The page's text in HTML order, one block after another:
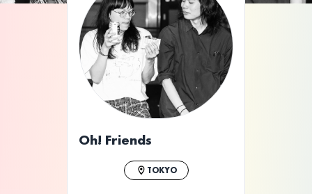
ライブ体験をもっと楽しく、もっと便利
に。
Oh! Friends
TOKYO